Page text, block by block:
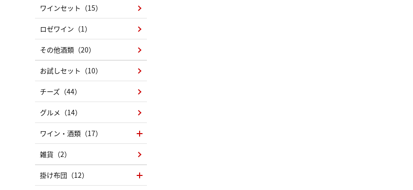
ワインセット（15）
ロゼワイン（1）
その他酒類（20）
お試しセット（10）
チーズ（44）
グルメ（14）
ワイン・酒類（17）
雑貨（2）
掛け布団（12）